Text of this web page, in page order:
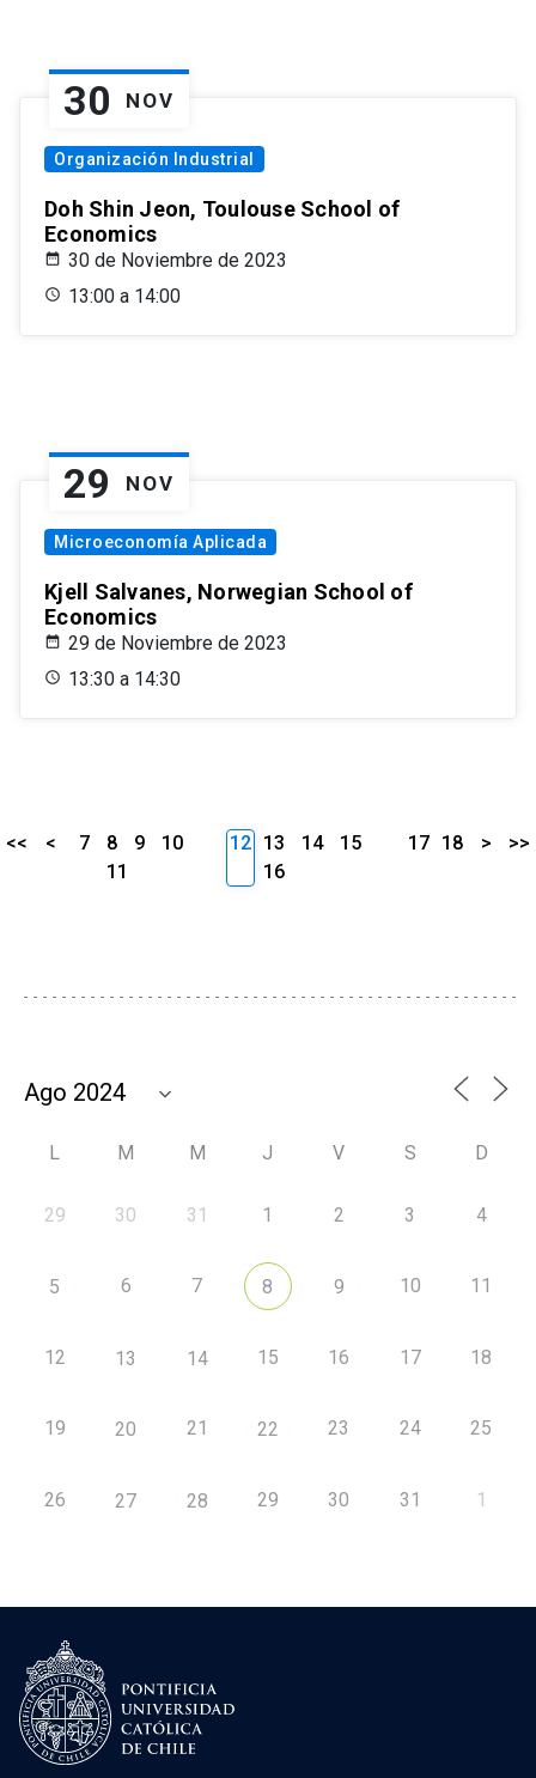
30 NOV
Organización Industrial
Doh Shin Jeon, Toulouse School of
Economics
30 de Noviembre de 2023
13:00 a 14:00
29 NOV
Microeconomía Aplicada
Kjell Salvanes, Norwegian School of
Economics
29 de Noviembre de 2023
13:30 a 14:30
<< < 7 8 9
10
11
12 13 14
15
16
17 18 > >>
L M M J V S D
29 30 31 1 2 3 4
5 6 7 8 9 10 11
12 13 14 15 16 17 18
19 20 21 22 23 24 25
26 27 28 29 30 31 1